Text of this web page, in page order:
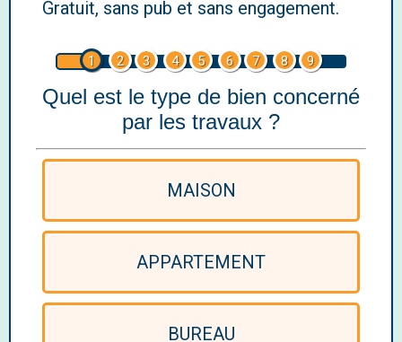
Gratuit, sans pub et sans engagement.
1 2 3 4 5 6 7 8 9
Quel est le type de bien concerné
par les travaux ?
MAISON
APPARTEMENT
BUREAU